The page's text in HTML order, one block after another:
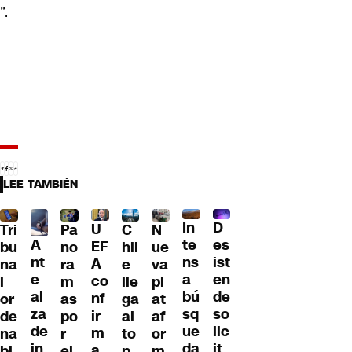
”.
LEE TAMBIÉN
Tri
bu
na
l
or
de
na
A
nt
e
al
za
de
Pa
no
ra
m
as
po
r
U
EF
A
co
nf
ir
m
C
hil
e
lle
ga
al
to
N
ue
va
pl
at
af
or
In
te
ns
a
bú
sq
ue
D
es
ist
en
de
so
lic